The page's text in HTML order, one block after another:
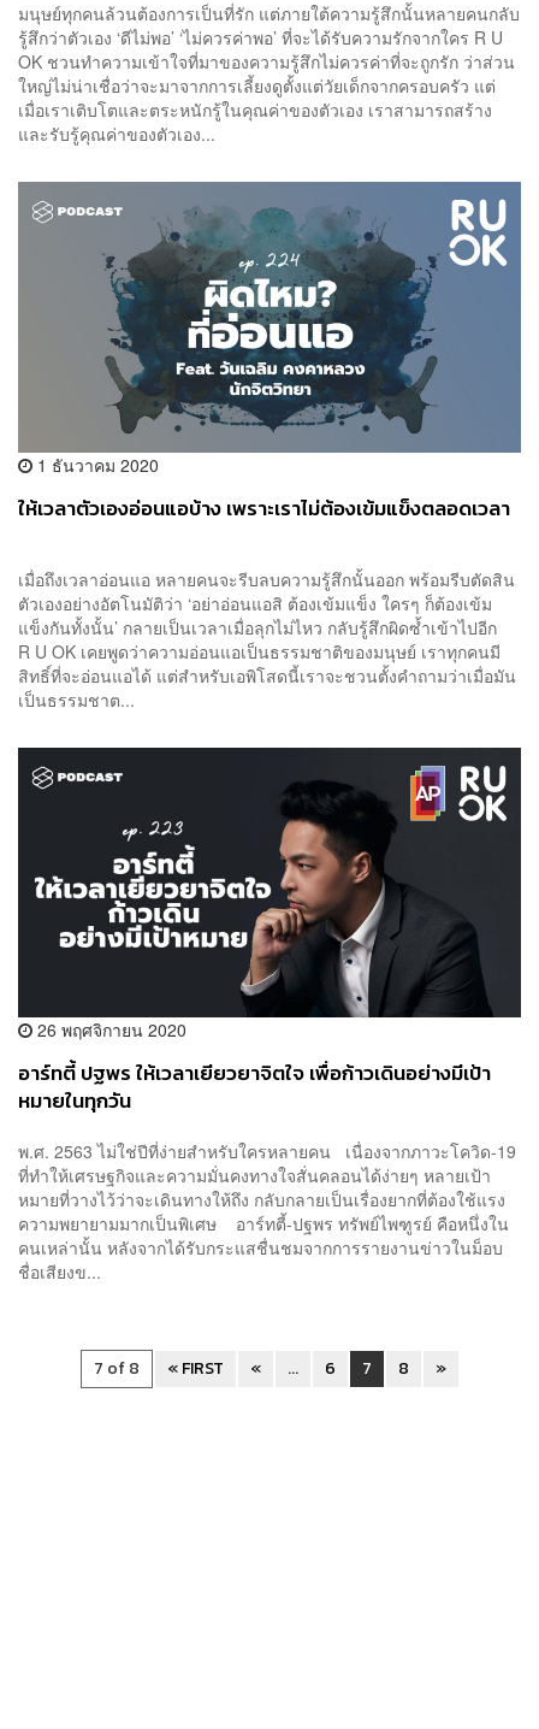
มนุษย์ทุกคนล้วนต้องการเป็นที่รัก แต่ภายใต้ความรู้สึกนั้นหลายคนกลับ
รู้สึกว่าตัวเอง ‘ดีไม่พอ’ ‘ไม่ควรค่าพอ’ ที่จะได้รับความรักจากใคร R U
OK ชวนทำความเข้าใจที่มาของความรู้สึกไม่ควรค่าที่จะถูกรัก ว่าส่วน
ใหญ่ไม่น่าเชื่อว่าจะมาจากการเลี้ยงดูตั้งแต่วัยเด็กจากครอบครัว แต่
เมื่อเราเติบโตและตระหนักรู้ในคุณค่าของตัวเอง เราสามารถสร้าง
และรับรู้คุณค่าของตัวเอง...
1 ธันวาคม 2020
ให้เวลาตัวเองอ่อนแอบ้าง เพราะเราไม่ต้องเข้มแข็งตลอดเวลา
เมื่อถึงเวลาอ่อนแอ หลายคนจะรีบลบความรู้สึกนั้นออก พร้อมรีบตัดสิน
ตัวเองอย่างอัตโนมัติว่า ‘อย่าอ่อนแอสิ ต้องเข้มแข็ง ใครๆ ก็ต้องเข้ม
แข็งกันทั้งนั้น’ กลายเป็นเวลาเมื่อลุกไม่ไหว กลับรู้สึกผิดซ้ำเข้าไปอีก
R U OK เคยพูดว่าความอ่อนแอเป็นธรรมชาติของมนุษย์ เราทุกคนมี
สิทธิ์ที่จะอ่อนแอได้ แต่สำหรับเอพิโสดนี้เราจะชวนตั้งคำถามว่าเมื่อมัน
เป็นธรรมชาต...
26 พฤศจิกายน 2020
อาร์ทตี้ ปฐพร ให้เวลาเยียวยาจิตใจ เพื่อก้าวเดินอย่างมีเป้า
หมายในทุกวัน
พ.ศ. 2563 ไม่ใช่ปีที่ง่ายสำหรับใครหลายคน เนื่องจากภาวะโควิด-19
ที่ทำให้เศรษฐกิจและความมั่นคงทางใจสั่นคลอนได้ง่ายๆ หลายเป้า
หมายที่วางไว้ว่าจะเดินทางให้ถึง กลับกลายเป็นเรื่องยากที่ต้องใช้แรง
ความพยายามมากเป็นพิเศษ อาร์ทตี้-ปฐพร ทรัพย์ไพฑูรย์ คือหนึ่งใน
คนเหล่านั้น หลังจากได้รับกระแสชื่นชมจากการรายงานข่าวในม็อบ
ชื่อเสียงข...
7 of 8 « FIRST « ... 6 7 8 »